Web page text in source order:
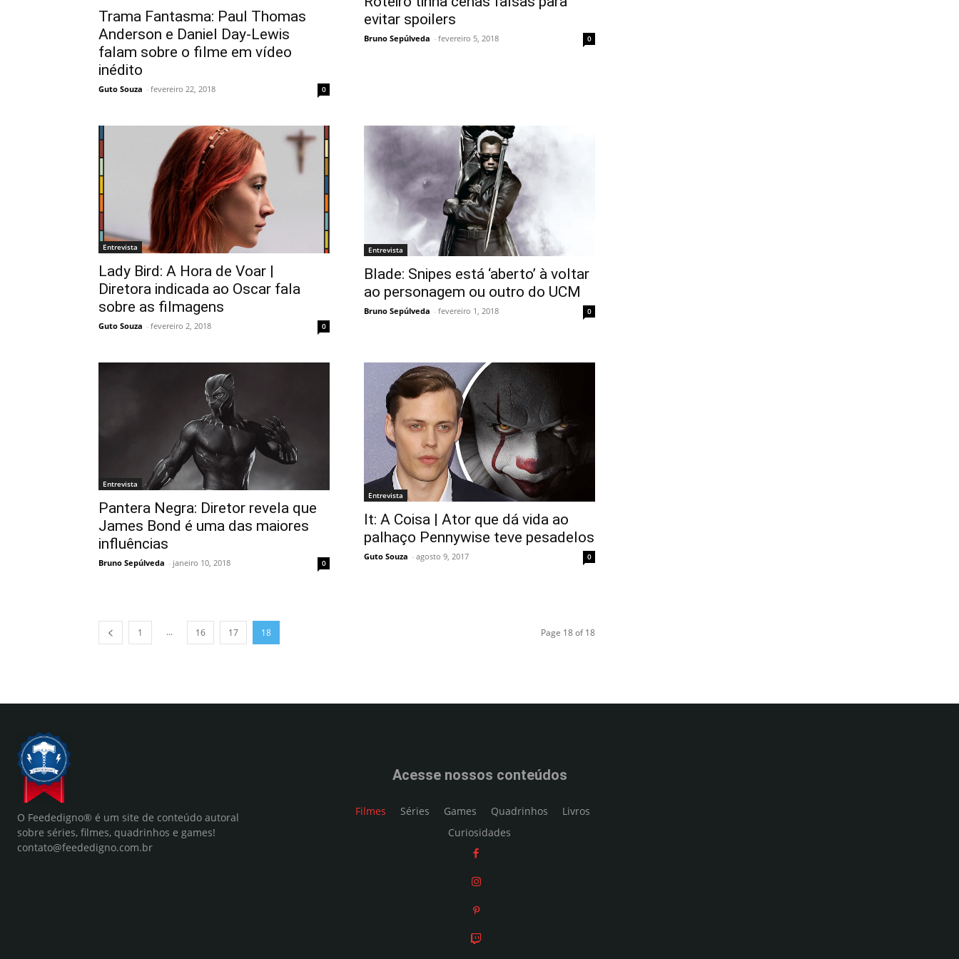
Trama Fantasma: Paul Thomas
Anderson e Daniel Day-Lewis
falam sobre o filme em vídeo
inédito
Guto Souza - fevereiro 22, 2018 0
evitar spoilers
Bruno Sepúlveda - fevereiro 5, 2018 0
Entrevista
Lady Bird: A Hora de Voar |
Diretora indicada ao Oscar fala
sobre as filmagens
Guto Souza - fevereiro 2, 2018 0
Entrevista
Blade: Snipes está ‘aberto’ à voltar
ao personagem ou outro do UCM
Bruno Sepúlveda - fevereiro 1, 2018 0
Entrevista
Pantera Negra: Diretor revela que
James Bond é uma das maiores
influências
Bruno Sepúlveda - janeiro 10, 2018 0
Entrevista
It: A Coisa | Ator que dá vida ao
palhaço Pennywise teve pesadelos
Guto Souza - agosto 9, 2017 0
1 ... 16 17 18 Page 18 of 18
O Feededigno® é um site de conteúdo autoral
sobre séries, filmes, quadrinhos e games!
contato@feededigno.com.br
Acesse nossos conteúdos
Filmes Séries Games Quadrinhos
Livros
Curiosidades